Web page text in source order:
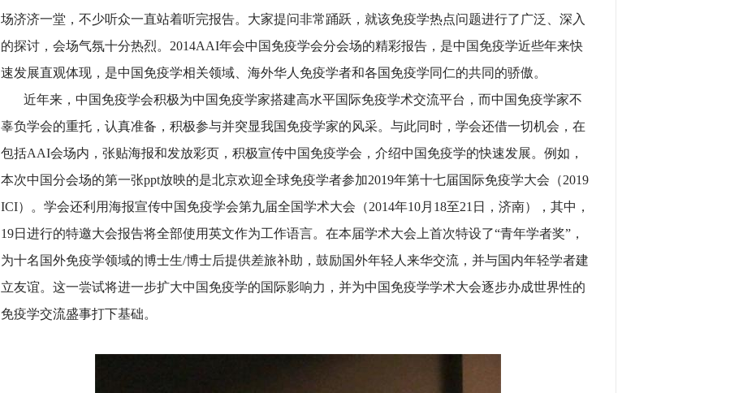
场济济一堂，不少听众一直站着听完报告。大家提问非常踊跃，就该免疫学热点问题进行了广泛、深入
的探讨，会场气氛十分热烈。2014AAI年会中国免疫学会分会场的精彩报告，是中国免疫学近些年来快
速发展直观体现，是中国免疫学相关领域、海外华人免疫学者和各国免疫学同仁的共同的骄傲。
近年来，中国免疫学会积极为中国免疫学家搭建高水平国际免疫学术交流平台，而中国免疫学家不
辜负学会的重托，认真准备，积极参与并突显我国免疫学家的风采。与此同时，学会还借一切机会，在
包括AAI会场内，张贴海报和发放彩页，积极宣传中国免疫学会，介绍中国免疫学的快速发展。例如，
本次中国分会场的第一张ppt放映的是北京欢迎全球免疫学者参加2019年第十七届国际免疫学大会（2019
ICI）。学会还利用海报宣传中国免疫学会第九届全国学术大会（2014年10月18至21日，济南），其中，
19日进行的特邀大会报告将全部使用英文作为工作语言。在本届学术大会上首次特设了“青年学者奖”，
为十名国外免疫学领域的博士生/博士后提供差旅补助，鼓励国外年轻人来华交流，并与国内年轻学者建
立友谊。这一尝试将进一步扩大中国免疫学的国际影响力，并为中国免疫学学术大会逐步办成世界性的
免疫学交流盛事打下基础。